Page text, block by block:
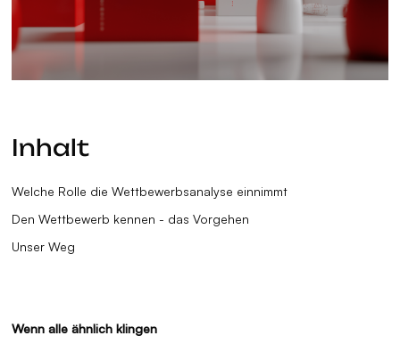
Inhalt
Welche Rolle die Wettbewerbsanalyse einnimmt
Den Wettbewerb kennen - das Vorgehen
Unser Weg
Wenn alle ähnlich klingen